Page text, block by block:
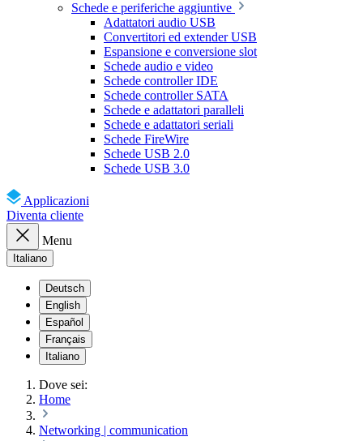
Schede e periferiche aggiuntive
Adattatori audio USB
Convertitori ed extender USB
Espansione e conversione slot
Schede audio e video
Schede controller IDE
Schede controller SATA
Schede e adattatori paralleli
Schede e adattatori seriali
Schede FireWire
Schede USB 2.0
Schede USB 3.0
Applicazioni
Diventa cliente
Menu
Italiano
Deutsch
English
Español
Français
Italiano
Dove sei:
Home
Networking | communication